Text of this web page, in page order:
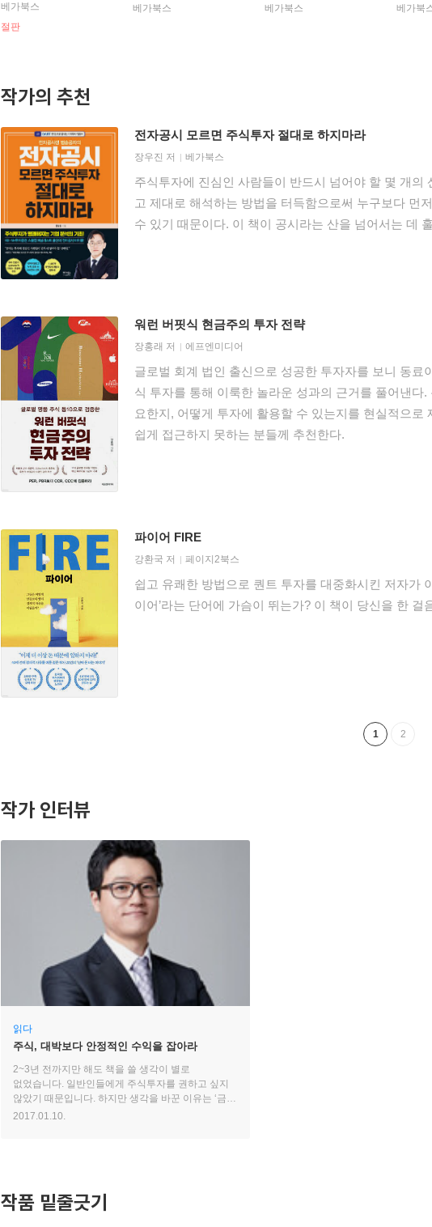
베가북스
절판
베가북스 베가북스 베가북
작가의 추천
전자공시 모르면 주식투자 절대로 하지마라
장우진 저 베가북스
주식투자에 진심인 사람들이 반드시 넘어야 할 몇 개
고 제대로 해석하는 방법을 터득함으로써 누구보다 먼
수 있기 때문이다. 이 책이 공시라는 산을 넘어서는 데
워런 버핏식 현금주의 투자 전략
장홍래 저 에프엔미디어
글로벌 회계 법인 출신으로 성공한 투자자를 보니 동
식 투자를 통해 이룩한 놀라운 성과의 근거를 풀어낸
요한지, 어떻게 투자에 활용할 수 있는지를 현실적으
쉽게 접근하지 못하는 분들께 추천한다.
파이어 FIRE
강환국 저 페이지2북스
쉽고 유쾌한 방법으로 퀀트 투자를 대중화시킨 저자가
이어’라는 단어에 가슴이 뛰는가? 이 책이 당신을 한 걸
1 2
작가 인터뷰
읽다
주식, 대박보다 안정적인 수익을 잡아라
2~3년 전까지만 해도 책을 쓸 생각이 별로
없었습니다. 일반인들에게 주식투자를 권하고 싶지
않았기 때문입니다. 하지만 생각을 바꾼 이유는 ‘금리
1%의 시대’가 왔기 때문입니다. 일반 서민들이
2017.01.10.
작품 밑줄긋기